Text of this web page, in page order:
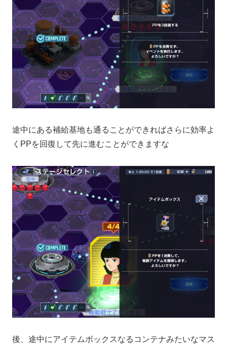
途中にある補給基地も通ることができればさらに効率よ
くPPを回復して先に進むことができますな
後、途中にアイテムボックスなるコンテナみたいなマス